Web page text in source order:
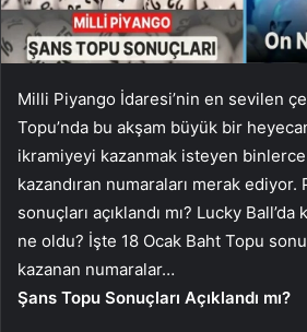
Milli Piyango İdaresi’nin en sevilen
Topu’nda bu akşam büyük bir
ikramiyeyi kazanmak isteyen
kazandıran numaraları merak ediyor.
sonuçları açıklandı mı? Lucky
ne oldu? İşte 18 Ocak Baht Topu
kazanan numaralar…
Şans Topu Sonuçları Açıklandı mı?